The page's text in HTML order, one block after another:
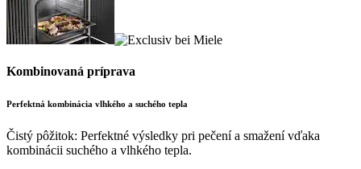
Kombinovaná príprava
Perfektná kombinácia vlhkého a suchého tepla
Čistý pôžitok: Perfektné výsledky pri pečení a smažení vďaka
kombinácii suchého a vlhkého tepla.